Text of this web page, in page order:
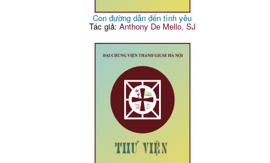
Con đường dẫn đến tình yêu
Tác giả: Anthony De Mello, SJ